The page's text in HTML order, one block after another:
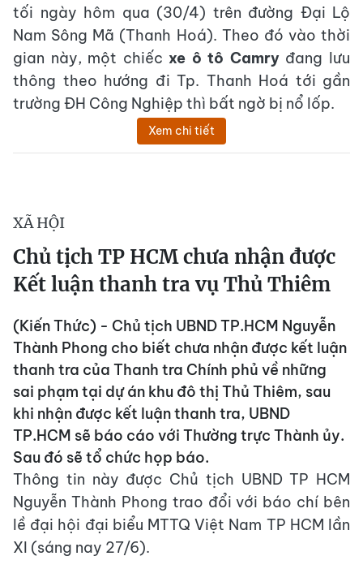
tối ngày hôm qua (30/4) trên đường Đại Lộ
Nam Sông Mã (Thanh Hoá). Theo đó vào thời
gian này, một chiếc xe ô tô Camryđang lưu
thông theo hướng đi Tp. Thanh Hoá tới gần
trường ĐH Công Nghiệp thì bất ngờ bị nổ lốp.
Xem chi tiết
XÃ HỘI
Chủ tịch TP HCM chưa nhận được
Kết luận thanh tra vụ Thủ Thiêm
(Kiến Thức) - Chủ tịch UBND TP.HCM Nguyễn
Thành Phong cho biết chưa nhận được kết luận
thanh tra của Thanh tra Chính phủ về những
sai phạm tại dự án khu đô thị Thủ Thiêm, sau
khi nhận được kết luận thanh tra, UBND
TP.HCM sẽ báo cáo với Thường trực Thành ủy.
Sau đó sẽ tổ chức họp báo.
Thông tin này được Chủ tịch UBND TP HCM
Nguyễn Thành Phong trao đổi với báo chí bên
lề đại hội đại biểu MTTQ Việt Nam TP HCM lần
XI (sáng nay 27/6).